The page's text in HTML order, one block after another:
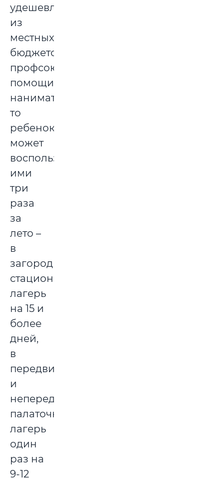
удешевлением
из
местных
бюджетов,
профсоюзной
помощи,
нанимателей,
то
ребенок
может
воспользоваться
ими
три
раза
за
лето –
в
загородный
стационарный
лагерь
на 15 и
более
дней,
в
передвижной
и
непередвижной
палаточный
лагерь
один
раз на
9-12